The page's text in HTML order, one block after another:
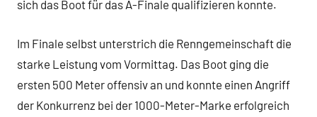
sich das Boot für das A-Finale qualifizieren konnte.
Im Finale selbst unterstrich die Renngemeinschaft die
starke Leistung vom Vormittag. Das Boot ging die
ersten 500 Meter offensiv an und konnte einen Angriff
der Konkurrenz bei der 1000-Meter-Marke erfolgreich